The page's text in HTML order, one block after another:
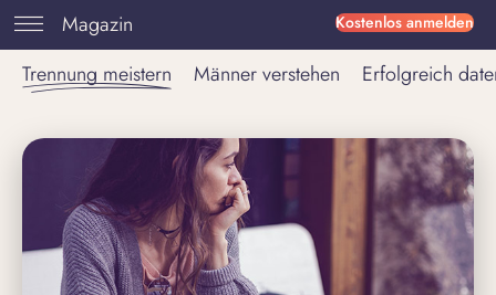
Kostenlos anmelden
Magazin
Trennung meistern
Männer verstehen Erfolgreich